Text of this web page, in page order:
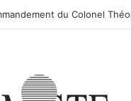
entre dans la phase finale